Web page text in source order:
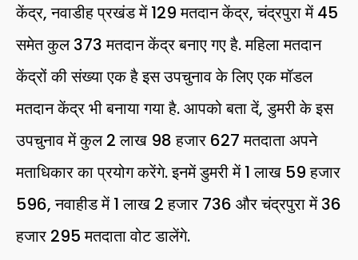
केंद्र, नवाडीह प्रखंड में 129 मतदान केंद्र, चंद्रपुरा में 45
समेत कुल 373 मतदान केंद्र बनाए गए है. महिला मतदान
केंद्रों की संख्या एक है इस उपचुनाव के लिए एक मॉडल
मतदान केंद्र भी बनाया गया है. आपको बता दें, डुमरी के इस
उपचुनाव में कुल 2 लाख 98 हजार 627 मतदाता अपने
मताधिकार का प्रयोग करेंगे. इनमें डुमरी में 1 लाख 59 हजार
596, नवाहीड में 1 लाख 2 हजार 736 और चंद्रपुरा में 36
हजार 295 मतदाता वोट डालेंगे.